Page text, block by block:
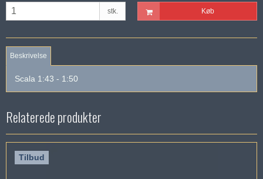
stk. Køb
Beskrivelse
Scala 1:43 - 1:50
Relaterede produkter
Tilbud